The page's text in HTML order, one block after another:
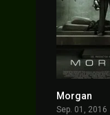
Morgan
Sep. 01, 2016